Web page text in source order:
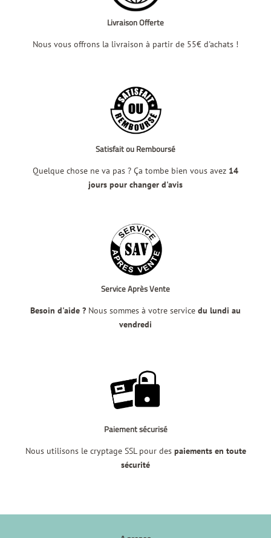
Livraison Offerte
Nous vous offrons la livraison à partir de 55€ d'achats !
Satisfait ou Remboursé
Quelque chose ne va pas ? Ça tombe bien vous avez 14
jours pour changer d'avis
Service Après Vente
Besoin d'aide ? Nous sommes à votre service du lundi au
vendredi
Paiement sécurisé
Nous utilisons le cryptage SSL pour des paiements en toute
sécurité